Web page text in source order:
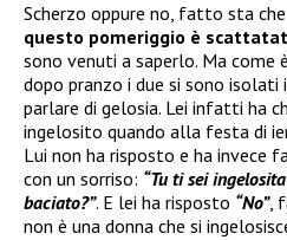
Scherzo oppure no, fatto sta che
questo pomeriggio è
sono venuti a saperlo. Ma
dopo pranzo i due si sono isolati
parlare di gelosia. Lei infatti ha
ingelosito quando alla festa di
Lui non ha risposto e ha invece
con un sorriso: “Tu ti sei
baciato?”. E lei ha risposto “No”,
non è una donna che si